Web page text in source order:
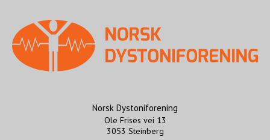
Norsk Dystoniforening
Ole Frises vei 13
3053 Steinberg